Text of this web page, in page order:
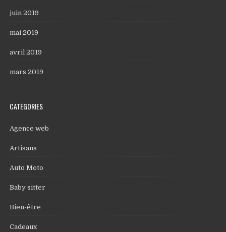
juin 2019
mai 2019
avril 2019
mars 2019
CATÉGORIES
Agence web
Artisans
Auto Moto
Baby sitter
Bien-être
Cadeaux